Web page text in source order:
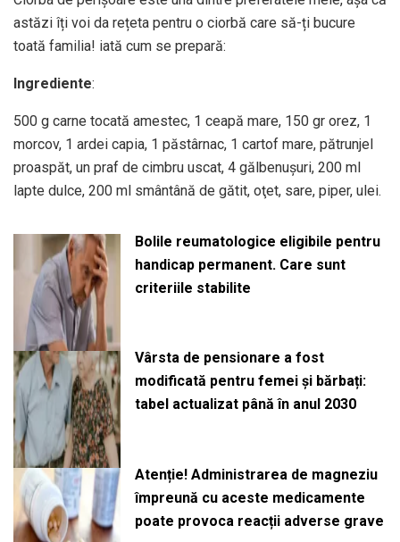
astăzi îți voi da rețeta pentru o ciorbă care să-ți bucure
toată familia! iată cum se prepară:
Ingrediente:
500 g carne tocată amestec, 1 ceapă mare, 150 gr orez, 1
morcov, 1 ardei capia, 1 păstârnac, 1 cartof mare, pătrunjel
proaspăt, un praf de cimbru uscat, 4 gălbenuşuri, 200 ml
lapte dulce, 200 ml smântână de gătit, oţet, sare, piper, ulei.
Bolile reumatologice eligibile pentru
handicap permanent. Care sunt
criteriile stabilite
Vârsta de pensionare a fost
modificată pentru femei și bărbați:
tabel actualizat până în anul 2030
Atenție! Administrarea de magneziu
împreună cu aceste medicamente
poate provoca reacții adverse grave